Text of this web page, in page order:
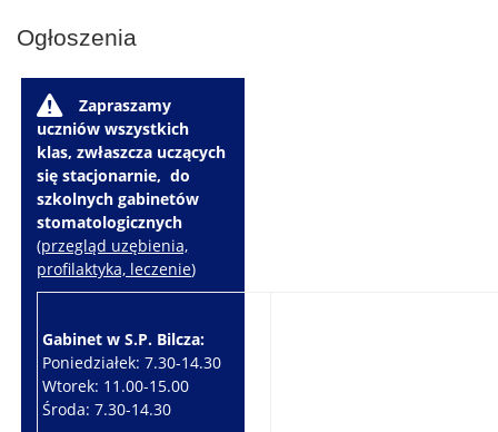
Ogłoszenia
W
Zapraszamy
uczniów wszystkich
klas, zwłaszcza uczących
się stacjonarnie, do
szkolnych gabinetów
stomatologicznych
(przegląd uzębienia,
profilaktyka, leczenie)
Gabinet w S.P. Bilcza:
Poniedziałek: 7.30-14.30
Wtorek: 11.00-15.00
Środa: 7.30-14.30